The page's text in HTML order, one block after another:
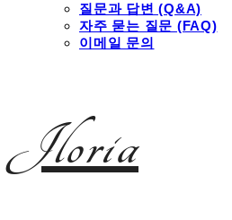
질문과 답변 (Q&A)
자주 묻는 질문 (FAQ)
이메일 문의
Jloria